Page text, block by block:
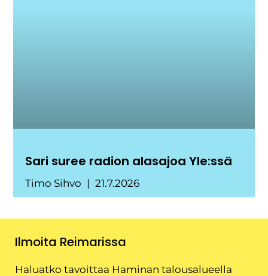
Sari suree radion alasajoa Yle:ssä
Timo Sihvo 21.7.2026
Ilmoita Reimarissa
Haluatko tavoittaa Haminan talousalueella